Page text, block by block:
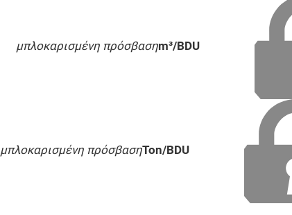
μπλοκαρισμένη πρόσβασηm³/BDU
μπλοκαρισμένη πρόσβασηTon/BDU